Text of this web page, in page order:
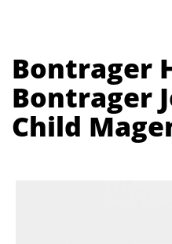
Bontrager
Bontrager
Child